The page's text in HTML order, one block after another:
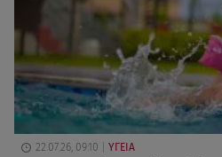
22.07.26, 09:10 ΥΓΕΙΑ